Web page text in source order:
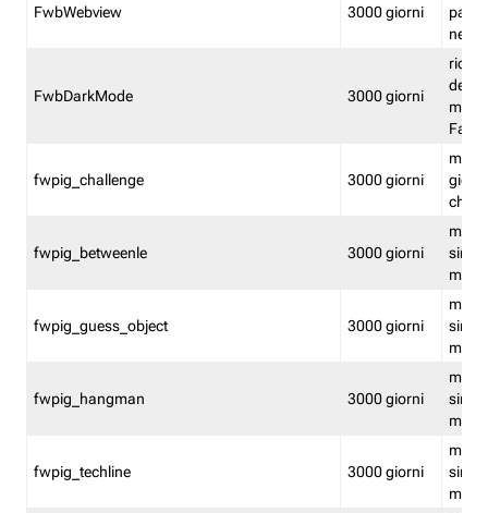
FwbWebview 3000 giorni
FwbDarkMode 3000 giorni
fwpig_challenge 3000 giorni
fwpig_betweenle 3000 giorni
fwpig_guess_object 3000 giorni
fwpig_hangman 3000 giorni
fwpig_techline 3000 giorni